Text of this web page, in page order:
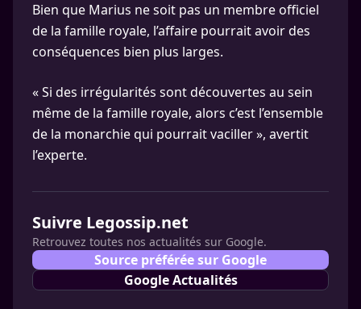
Bien que Marius ne soit pas un membre officiel
de la famille royale, l’affaire pourrait avoir des
conséquences bien plus larges.
« Si des irrégularités sont découvertes au sein
même de la famille royale, alors c’est l’ensemble
de la monarchie qui pourrait vaciller », avertit
l’experte.
Suivre Legossip.net
Retrouvez toutes nos actualités sur Google.
Source préférée sur Google
Google Actualités